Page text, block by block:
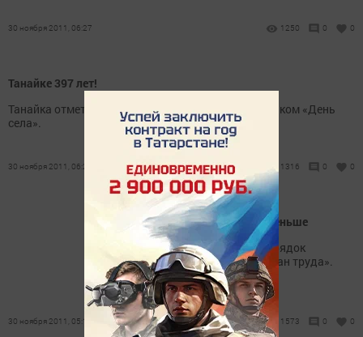
30 ноября 2011, 06:27 1250 0 0
Танайке 397 лет!
Танайка отметила свою 397-ю годовщину праздником «День
села».
30 ноября 2011, 06:25 1316 0 0
Ветеранов труда станет меньше
В этом году изменился порядок
присвоения звания «Ветеран труда».
30 ноября 2011, 05:17 1573 0 0